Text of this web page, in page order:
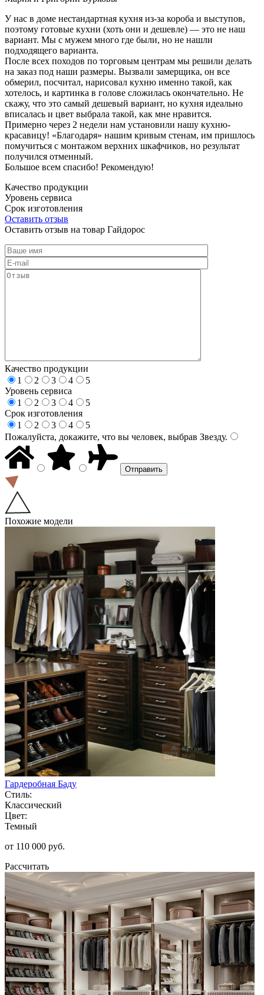
У нас в доме нестандартная кухня из-за короба и выступов,
поэтому готовые кухни (хоть они и дешевле) — это не наш
вариант. Мы с мужем много где были, но не нашли
подходящего варианта.
После всех походов по торговым центрам мы решили делать
на заказ под наши размеры. Вызвали замерщика, он все
обмерил, посчитал, нарисовал кухню именно такой, как
хотелось, и картинка в голове сложилась окончательно. Не
скажу, что это самый дешевый вариант, но кухня идеально
вписалась и цвет выбрала такой, как мне нравится.
Примерно через 2 недели нам установили нашу кухню-
красавицу! «Благодаря» нашим кривым стенам, им пришлось
помучиться с монтажом верхних шкафчиков, но результат
получился отменный.
Большое всем спасибо! Рекомендую!
Качество продукции
Уровень сервиса
Срок изготовления
Оставить отзыв
Оставить отзыв на товар Гайдорос
Качество продукции
1
2 3 4
5
Уровень сервиса
1
2 3 4
5
Срок изготовления
1
2 3 4
5
Пожалуйста, докажите, что вы человек, выбрав Звезду.
Похожие модели
Гардеробная Баду
Стиль:
Классический
Цвет:
Темный
от 110 000 руб.
Рассчитать